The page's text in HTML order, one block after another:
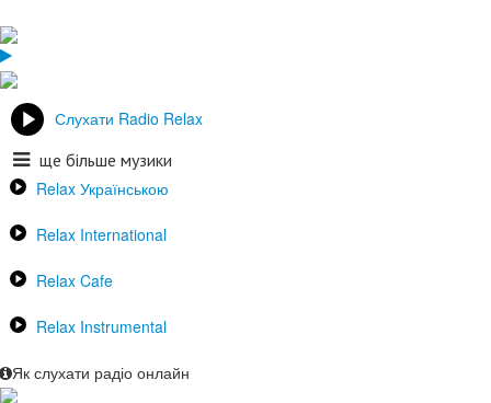
Слухати Radio Relax
ще більше музики
Relax Українською
Relax International
Relax Cafe
Relax Instrumental
Як слухати радіо онлайн